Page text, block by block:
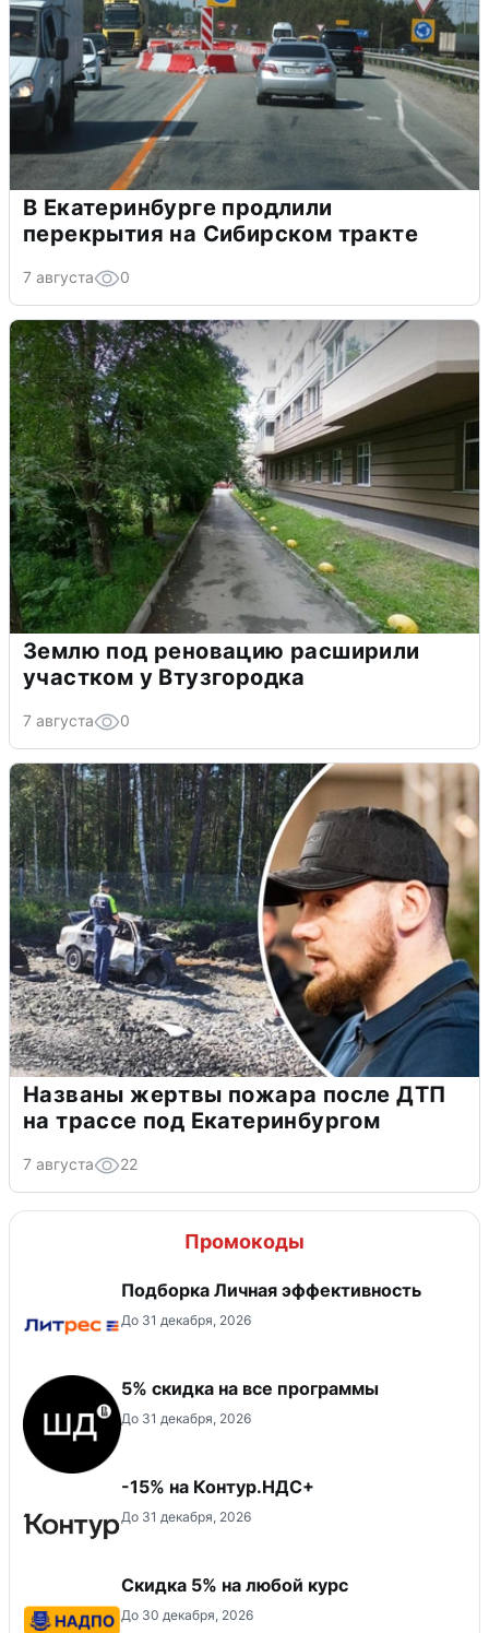
В Екатеринбурге продлили
перекрытия на Сибирском тракте
7 августа 0
Землю под реновацию расширили
участком у Втузгородка
7 августа 0
Названы жертвы пожара после ДТП
на трассе под Екатеринбургом
7 августа 22
Промокоды
Подборка Личная эффективность
До 31 декабря, 2026
5% скидка на все программы
До 31 декабря, 2026
-15% на Контур.НДС+
До 31 декабря, 2026
Скидка 5% на любой курс
До 30 декабря, 2026